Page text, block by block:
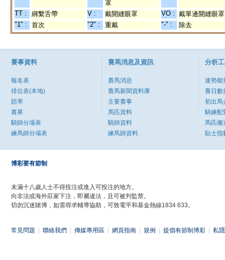
罩
TT : 綁繫舌帶 V : 戴開縫眼罩 VO : 戴單邊開縫眼罩
"1" :
首次 "2" : 重戴 "-" : 除去
賽事資料
報名表
排位表(本地)
賠率
賽果
騎師分場表
練馬師分場表
賽馬消息及資訊
賽馬消息
賽馬新聞資料庫
主要賽事
馬匹資料
騎師資料
練馬師資料
分析
速勢能
賽日數
初出馬
騎練配
馬匹搬
貼士指
博彩要有節制
未滿十八歲人士不得投注或進入可投注的地方。
向非法或海外莊家下注，即屬違法，且可被判監禁。
切勿沉迷賭博，如需尋求輔導協助，可致電平和基金熱線1834 633。
常見問題 聯絡我們 傳媒專用區 網頁指南 規例 提倡有節制博彩 私